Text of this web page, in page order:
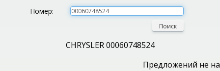
Номер:
Поиск
CHRYSLER 00060748524
Предложений не